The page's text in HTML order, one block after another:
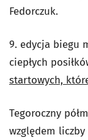
Fedorczuk.
9. edycja biegu
ciepłych
startowych,
Tegoroczny
względem